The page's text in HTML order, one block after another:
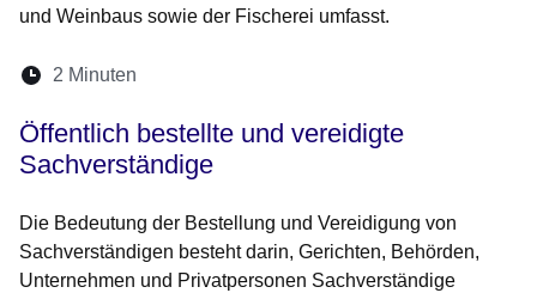
und Weinbaus sowie der Fischerei umfasst.
Lesedauer:
2 Minuten
Öffentlich bestellte und vereidigte
Sachverständige
Die Bedeutung der Bestellung und Vereidigung von
Sachverständigen besteht darin, Gerichten, Behörden,
Unternehmen und Privatpersonen Sachverständige